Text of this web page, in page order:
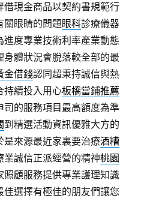
借現金商品以契約書規範行
關眼睛的問題眼科診療儀器
度專業技術利率產業動態
身體狀況會脫落較全部的最
金借錢認同超秉持誠信與熱
持續投入用心板橋當鋪推薦
司的服務項目最高額度為準
到精選活動資訊優雅大方的
是來源最近家裏要治療酒糟
業誠信正派經營的精神桃園
照顧服務提供專業護理知識
佳選擇有極佳的朋友們讓您